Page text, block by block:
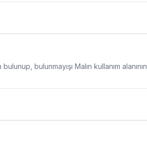
bulunmayışı Malın kullanım alanının